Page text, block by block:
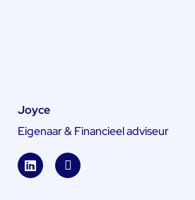
Joyce
Eigenaar & Financieel adviseur